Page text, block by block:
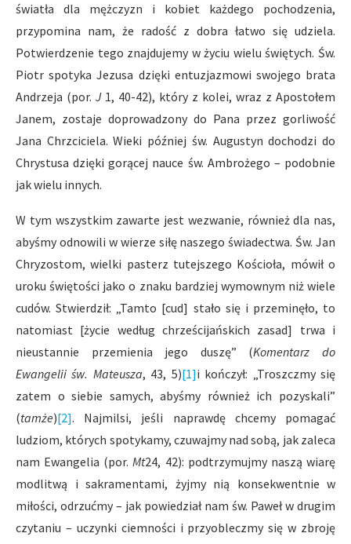
światła dla mężczyzn i kobiet każdego pochodzenia,
przypomina nam, że radość z dobra łatwo się udziela.
Potwierdzenie tego znajdujemy w życiu wielu świętych. Św.
Piotr spotyka Jezusa dzięki entuzjazmowi swojego brata
Andrzeja (por. J1, 40-42), który z kolei, wraz z Apostołem
Janem, zostaje doprowadzony do Pana przez gorliwość
Jana Chrzciciela. Wieki później św. Augustyn dochodzi do
Chrystusa dzięki gorącej nauce św. Ambrożego – podobnie
jak wielu innych.
W tym wszystkim zawarte jest wezwanie, również dla nas,
abyśmy odnowili w wierze siłę naszego świadectwa. Św. Jan
Chryzostom, wielki pasterz tutejszego Kościoła, mówił o
uroku świętości jako o znaku bardziej wymownym niż wiele
cudów. Stwierdził: „Tamto [cud] stało się i przeminęło, to
natomiast [życie według chrześcijańskich zasad] trwa i
nieustannie przemienia jego duszę” (Komentarz do
Ewangelii św. Mateusza, 43, 5)[1]i kończył: „Troszczmy się
zatem o siebie samych, abyśmy również ich pozyskali”
(tamże)[2]. Najmilsi, jeśli naprawdę chcemy pomagać
ludziom, których spotykamy, czuwajmy nad sobą, jak zaleca
nam Ewangelia (por.Mt24, 42): podtrzymujmy naszą wiarę
modlitwą i sakramentami, żyjmy nią konsekwentnie w
miłości, odrzućmy – jak powiedział nam św. Paweł w drugim
czytaniu – uczynki ciemności i przyobleczmy się w zbroję